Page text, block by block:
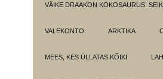
VÄIKE DRAAKON KOKOSAURUS:
VALEKONTO ARKTIKA
MEES, KES ÜLLATAS KÕIKI